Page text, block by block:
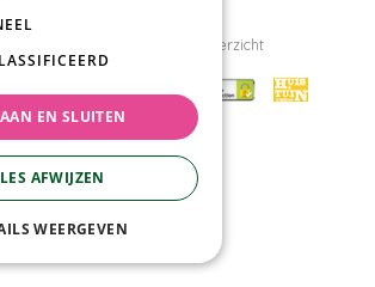
Tuincentrum Overzicht
EN SLUITEN
AFWIJZEN
WEERGEVEN